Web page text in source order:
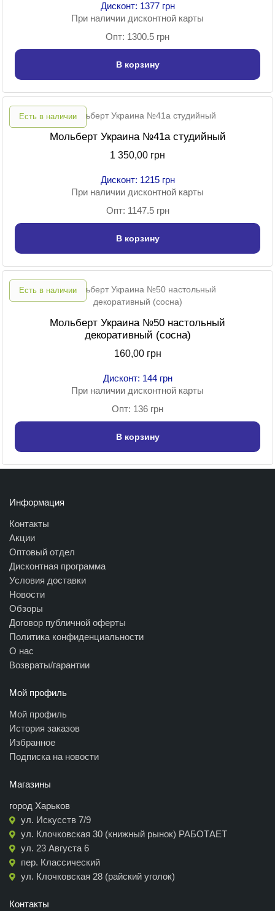
Дисконт: 1377 грн
При наличии дисконтной карты
Опт: 1300.5 грн
В корзину
Есть в наличии
Мольберт Украина №41a студийный
1 350,00 грн
Дисконт: 1215 грн
При наличии дисконтной карты
Опт: 1147.5 грн
В корзину
Есть в наличии
Мольберт Украина №50 настольный
декоративный (сосна)
160,00 грн
Дисконт: 144 грн
При наличии дисконтной карты
Опт: 136 грн
В корзину
Информация
Контакты
Акции
Оптовый отдел
Дисконтная программа
Условия доставки
Новости
Обзоры
Договор публичной оферты
Политика конфиденциальности
О нас
Возвраты/гарантии
Мой профиль
Мой профиль
История заказов
Избранное
Подписка на новости
Магазины
город Харьков
ул. Искусств 7/9
ул. Клочковская 30 (книжный рынок) РАБОТАЕТ
ул. 23 Августа 6
пер. Классический
ул. Клочковская 28 (райский уголок)
Контакты